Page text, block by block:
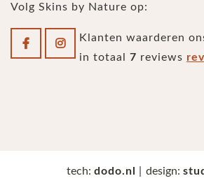
Volg Skins by Nature op:
Klanten waarderen
in totaal 7 reviews
tech: dodo.nl design: